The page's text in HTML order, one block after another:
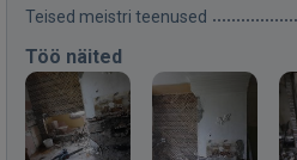
Teised meistri teenused
Töö näited